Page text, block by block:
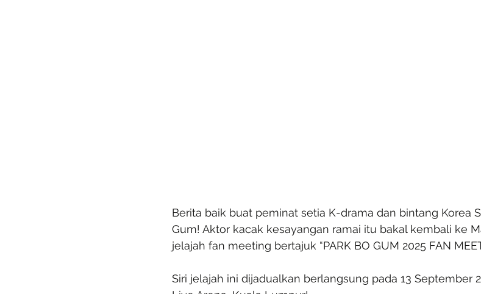
Berita baik buat peminat setia K-drama dan bintang Korea
Gum! Aktor kacak kesayangan ramai itu bakal kembali ke
jelajah fan meeting bertajuk “PARK BO GUM 2025 FAN
Siri jelajah ini dijadualkan berlangsung pada 13 September